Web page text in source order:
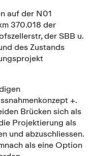
auf der N01
370.018 der
der SBB u.
des Zustands
+.
Brücken sich als
Projektierung als
und abzuschliessen.
als eine Option